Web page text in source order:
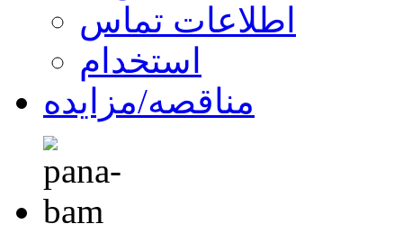
اطلاعات تماس
استخدام
مناقصه/مزایده